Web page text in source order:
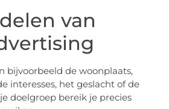
van
bijvoorbeeld de woonplaats,
interesses, het geslacht of de
doelgroep bereik je precies